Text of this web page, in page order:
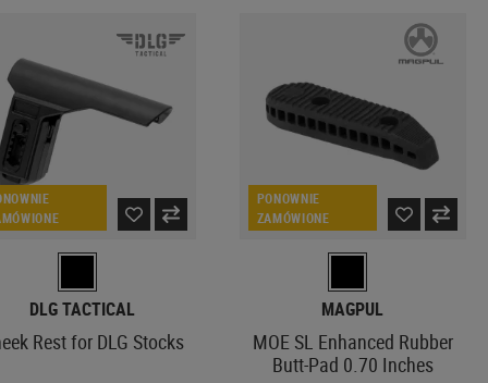
DLG TACTICAL
Rest for DLG Stocks
PONOWNIE
ZAMÓWIONE
MAGPUL
MOE SL Enhanced Rubber
Butt-Pad 0.70 Inches